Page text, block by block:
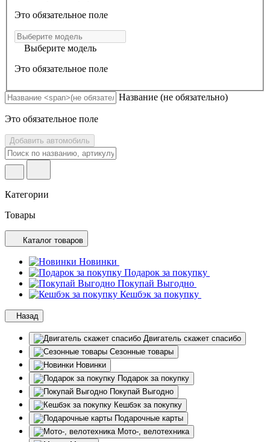
Это обязательное поле
Выберите модель
Это обязательное поле
Название (не обязательно)
Это обязательное поле
Добавить автомобиль
Категории
Товары
Каталог товаров
Новинки
Подарок за покупку
Покупай Выгодно
Кешбэк за покупку
Назад
Двигатель скажет спасибо
Сезонные товары
Новинки
Подарок за покупку
Покупай Выгодно
Кешбэк за покупку
Подарочные карты
Мото-, велотехника